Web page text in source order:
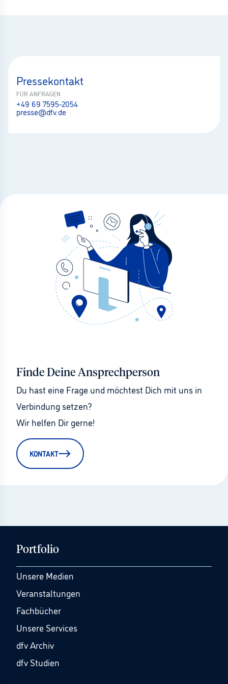
Pressekontakt
FÜR ANFRAGEN
+49 69 7595-2054
presse@dfv.de
Finde Deine Ansprechperson
Du hast eine Frage und möchtest Dich mit uns in
Verbindung setzen?
Wir helfen Dir gerne!
KONTAKT
Portfolio
Unsere Medien
Veranstaltungen
Fachbücher
Unsere Services
dfv Archiv
dfv Studien